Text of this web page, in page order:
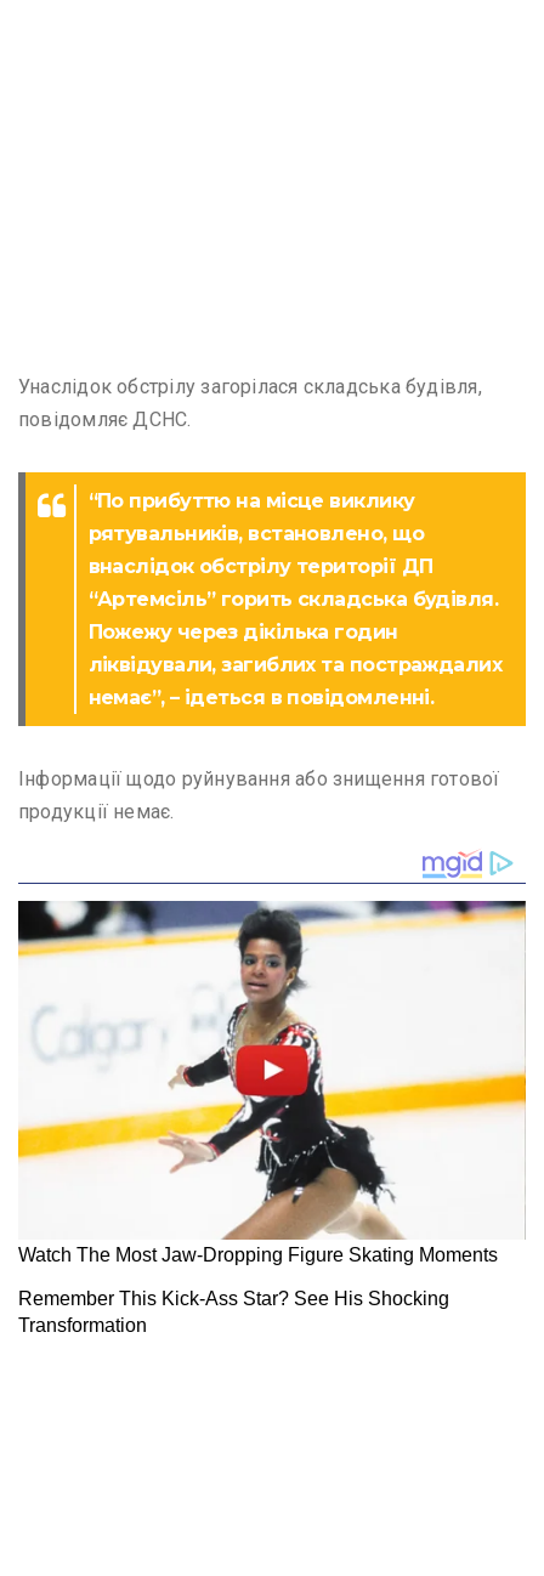
Унаслідок обстрілу загорілася складська будівля,
повідомляє ДСНС.
“По прибуттю на місце виклику
рятувальників, встановлено, що
внаслідок обстрілу території ДП
“Артемсіль” горить складська будівля.
Пожежу через дікілька годин
ліквідували, загиблих та постраждалих
немає”, – ідеться в повідомленні.
Інформації щодо руйнування або знищення готової
продукції немає.